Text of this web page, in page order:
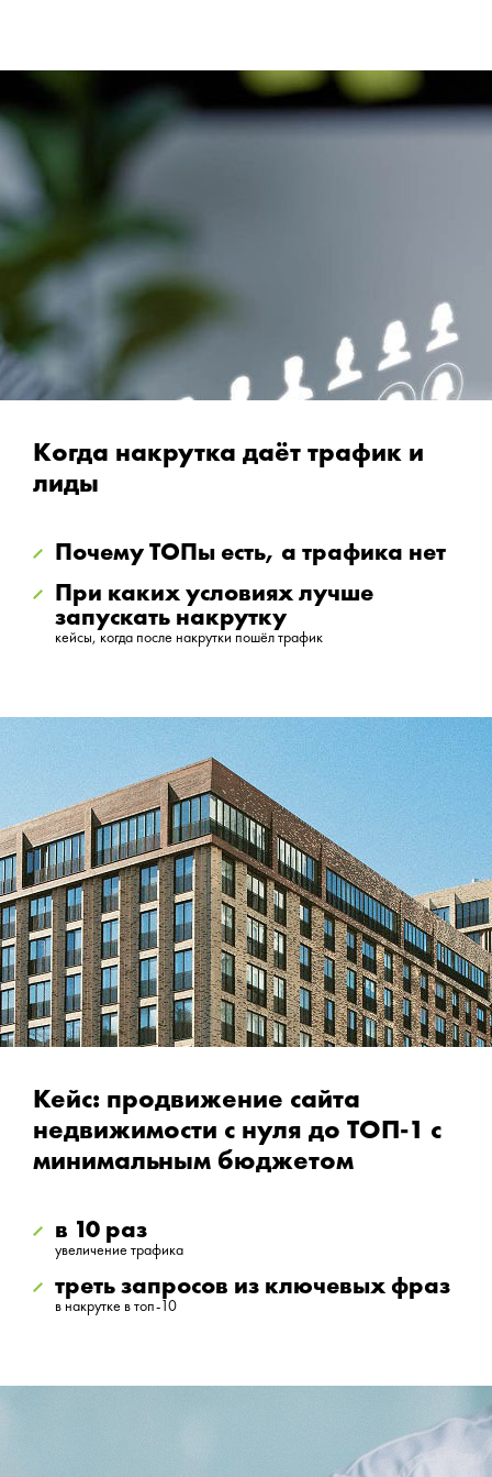
Kогда накрутка даёт трафик и
лиды
Почему ТОПы есть, а трафика нет
При каких условиях лучше
запускать накрутку
кейсы, когда после накрутки пошёл трафик
Кейс: продвижение сайта
недвижимости с нуля до ТОП-1 с
минимальным бюджетом
в 10 раз
увеличение трафика
треть запросов из ключевых фраз
в накрутке в топ-10